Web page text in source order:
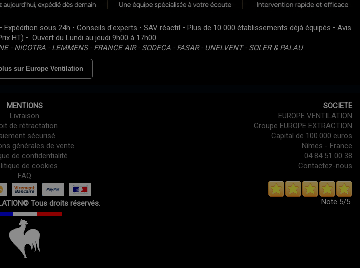
sous 24h • Conseils d'experts • SAV réactif • Plus de 10 000 établissements déjà équipés • Avis
HT) • Ouvert du Lundi au jeudi 9h00 à 17h00.
- NICOTRA - LEMMENS - FRANCE AIR - SODECA - FASAR - UNELVENT - SOLER & PALAU
sur Europe Ventilation
MENTIONS
Livraison
de rétractation
sécurisé
générales de vente
de confidentialité
de cookies
FAQ
Tous droits réservés.
SOCIETE
EUROPE VENTILATION
Groupe EUROPE EXTRACTION
Capital de 100.000 euros
Nîmes - France
04 84 51 00 38
Contactez-nous
Note 5/5